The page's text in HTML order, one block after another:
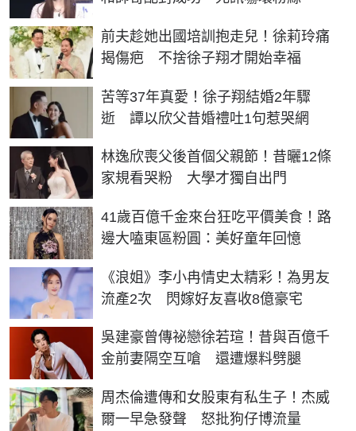
前夫趁她出國培訓抱走兒！徐莉玲痛
揭傷疤 不捨徐子翔才開始幸福
苦等37年真愛！徐子翔結婚2年驟
逝 譚以欣父昔婚禮吐1句惹哭網
林逸欣喪父後首個父親節！昔曬12條
家規看哭粉 大學才獨自出門
41歲百億千金來台狂吃平價美食！路
邊大嗑東區粉圓：美好童年回憶
《浪姐》李小冉情史太精彩！為男友
流產2次 閃嫁好友喜收8億豪宅
吳建豪曾傳祕戀徐若瑄！昔與百億千
金前妻隔空互嗆 還遭爆料劈腿
周杰倫遭傳和女股東有私生子！杰威
爾一早急發聲 怒批狗仔博流量